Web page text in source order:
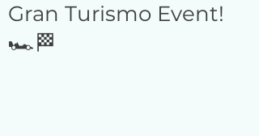
Gran Turismo Event!
🏎️🏁